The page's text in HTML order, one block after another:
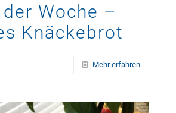
Woche –
Knäckebrot
Mehr erfahren